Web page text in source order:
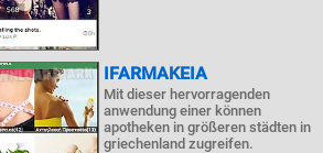
IFARMAKEIA
Mit dieser hervorragenden
anwendung einer können
apotheken in größeren städten in
griechenland zugreifen.